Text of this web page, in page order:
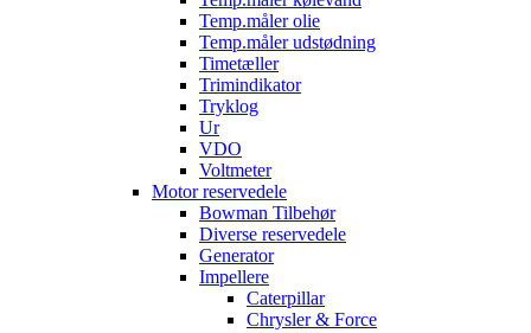
Temp.måler olie
Temp.måler udstødning
Timetæller
Trimindikator
Tryklog
Ur
VDO
Voltmeter
Motor reservedele
Bowman Tilbehør
Diverse reservedele
Generator
Impellere
Caterpillar
Chrysler & Force